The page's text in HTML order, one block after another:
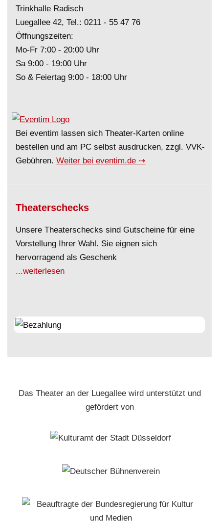
Trinkhalle Radisch
Luegallee 42, Tel.:0211 - 55 47 76
Öffnungszeiten:
Mo-Fr 7:00 - 20:00 Uhr
Sa 9:00 - 19:00 Uhr
So & Feiertag 9:00 - 18:00 Uhr
Bei eventim lassen sich Theater-Karten online
bestellen und am PC selbst ausdrucken, zzgl. VVK-
Gebühren.Weiter bei eventim.de ⇢
Theaterschecks
Unsere Theaterschecks sind Gutscheine für eine
Vorstellung Ihrer Wahl. Sie eignen sich
hervorragend als Geschenk
...weiterlesen
Das Theater an der Luegallee wird unterstützt und
gefördert von